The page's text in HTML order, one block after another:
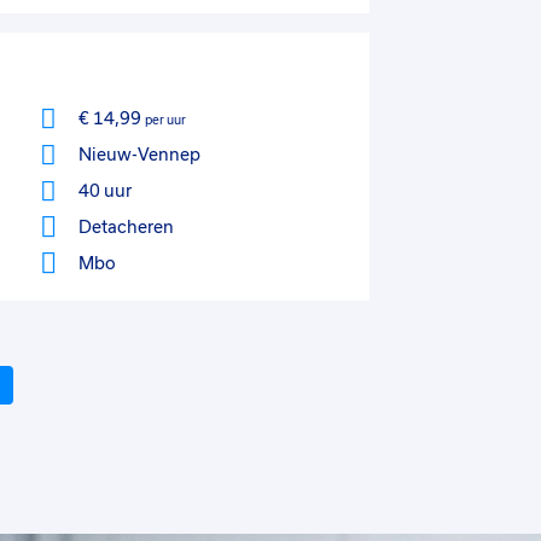
€ 14,99 per uur
Nieuw-Vennep
40 uur
Detacheren
Mbo